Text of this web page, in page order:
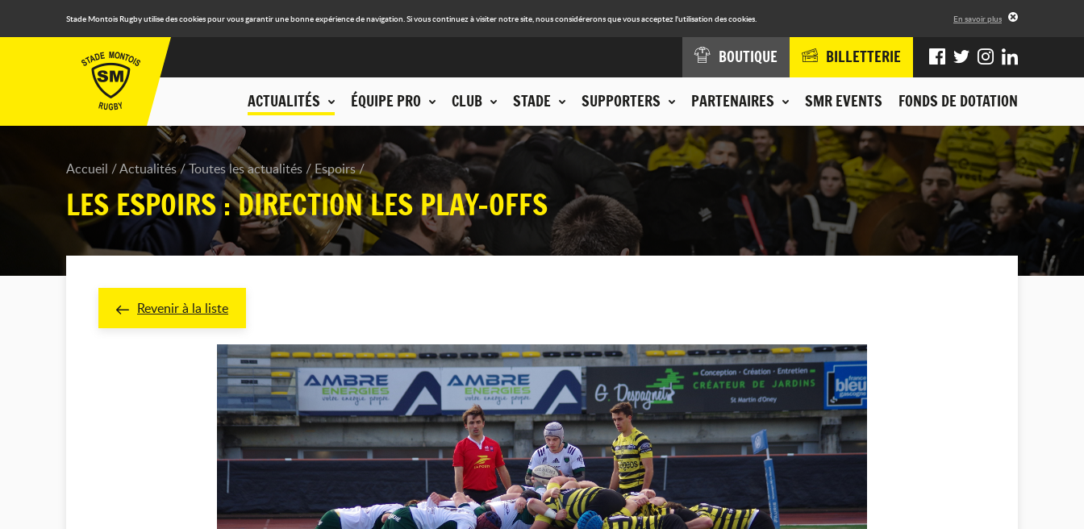
Stade Montois Rugby utilise des cookies pour vous garantir une bonne expérience de navigation. Si vous continuez à visiter notre site, nous considérerons que vous acceptez l'utilisation des cookies. En savoir plus
ACTUALITÉS ÉQUIPE PRO CLUB STADE SUPPORTERS PARTENAIRES SMR EVENTS FONDS DE DOTATION
BOUTIQUE BILLETTERIE
Accueil Actualités Toutes les actualités Espoirs
LES ESPOIRS : DIRECTION LES PLAY-OFFS
Revenir à la liste